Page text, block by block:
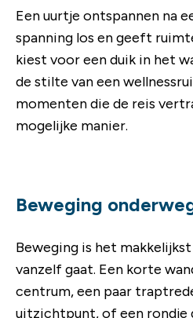
Een uurtje ontspannen na
spanning los en geeft
kiest voor een duik in het
de stilte van een
momenten die de reis
mogelijke manier.
Beweging
Beweging is het
vanzelf gaat. Een korte
centrum, een paar
uitzichtpunt, of een rondje